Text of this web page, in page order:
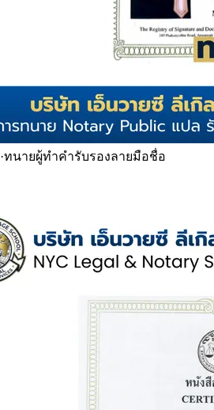
·ทนายผู้ทำคำรับรองลายมือชื่อ